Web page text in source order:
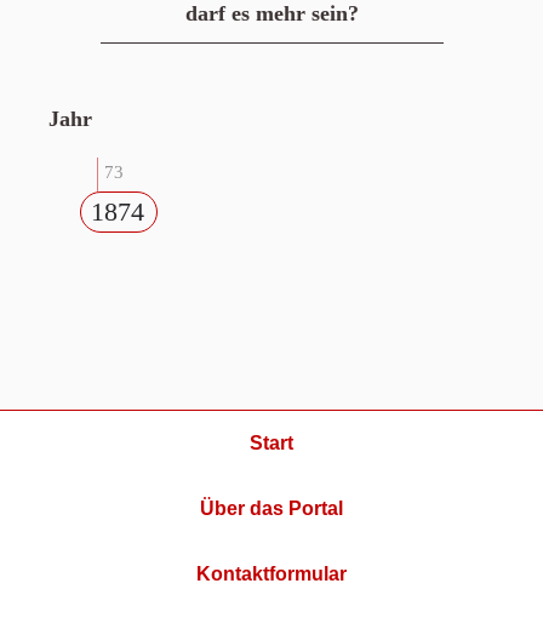
darf es mehr sein?
Jahr
73
1874
Start
Über das Portal
Kontaktformular